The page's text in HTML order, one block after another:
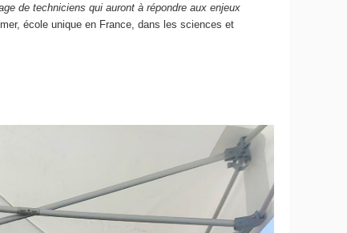
de techniciens qui auront à répondre aux enjeux
école unique en France, dans les sciences et